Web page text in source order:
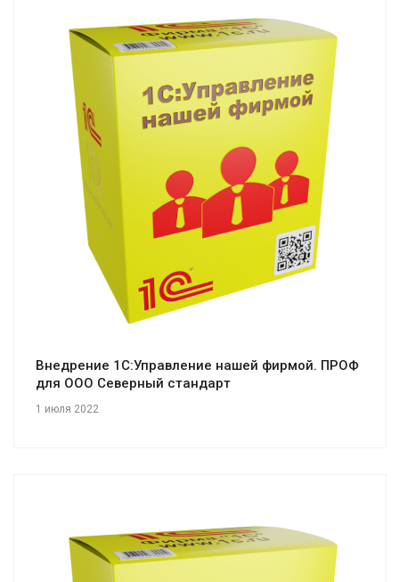
Смотреть проект
Внедрение 1С:Управление нашей фирмой. ПРОФ
для ООО Северный стандарт
1 июля 2022